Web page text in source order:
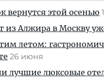
вернутся этой осенью
из Алжира в Москву
летом:
26 июня
лучшие люксовые